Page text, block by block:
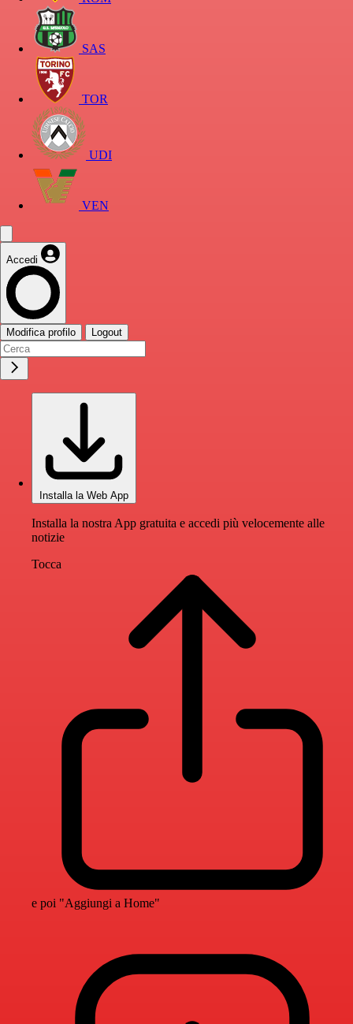
SAS
TOR
UDI
VEN
Accedi
Modifica profilo Logout
Installa la Web App
Installa la nostra App gratuita e accedi più velocemente alle
notizie
Tocca
e poi "Aggiungi a Home"